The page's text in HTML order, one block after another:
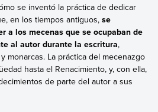
se inventó la práctica de dedicar
en los tiempos antiguos, se
a los mecenas que se ocupaban de
al autor durante la escritura,
monarcas. La práctica del mecenazgo
hasta el Renacimiento, y, con ella,
de parte del autor a sus